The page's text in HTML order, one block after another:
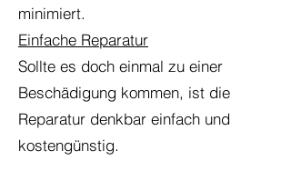
minimiert.
Einfache Reparatur
Sollte es doch einmal zu einer
Beschädigung kommen, ist die
Reparatur denkbar einfach und
kostengünstig.